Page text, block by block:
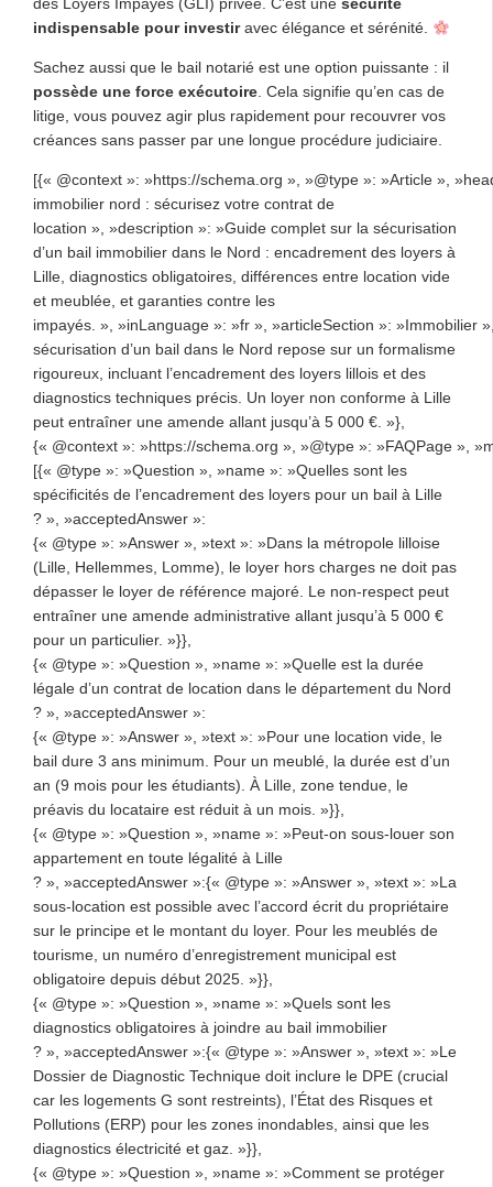
des Loyers Impayés (GLI) privée. C’est une sécurité
indispensable pour investiravec élégance et sérénité.
Sachez aussi que le bail notarié est une option puissante : il
possède une force exécutoire. Cela signifie qu’en cas de
litige, vous pouvez agir plus rapidement pour recouvrer vos
créances sans passer par une longue procédure judiciaire.
[{« @context »: »https://schema.org », »@type »: »Article »,
immobilier nord : sécurisez votre contrat de
location », »description »: »Guide complet sur la sécurisation
d’un bail immobilier dans le Nord : encadrement des loyers à
Lille, diagnostics obligatoires, différences entre location vide
et meublée, et garanties contre les
impayés. », »inLanguage »: »fr », »articleSection »: »Immobilier
sécurisation d’un bail dans le Nord repose sur un formalisme
rigoureux, incluant l’encadrement des loyers lillois et des
diagnostics techniques précis. Un loyer non conforme à Lille
peut entraîner une amende allant jusqu’à 5 000 €. »},
{« @context »: »https://schema.org », »@type »: »FAQPage »,
[{« @type »: »Question », »name »: »Quelles sont les
spécificités de l’encadrement des loyers pour un bail à Lille
? », »acceptedAnswer »:
{« @type »: »Answer », »text »: »Dans la métropole lilloise
(Lille, Hellemmes, Lomme), le loyer hors charges ne doit pas
dépasser le loyer de référence majoré. Le non-respect peut
entraîner une amende administrative allant jusqu’à 5 000 €
pour un particulier. »}},
{« @type »: »Question », »name »: »Quelle est la durée
légale d’un contrat de location dans le département du Nord
? », »acceptedAnswer »:
{« @type »: »Answer », »text »: »Pour une location vide, le
bail dure 3 ans minimum. Pour un meublé, la durée est d’un
an (9 mois pour les étudiants). À Lille, zone tendue, le
préavis du locataire est réduit à un mois. »}},
{« @type »: »Question », »name »: »Peut-on sous-louer son
appartement en toute légalité à Lille
? », »acceptedAnswer »:{« @type »: »Answer », »text »: »La
sous-location est possible avec l’accord écrit du propriétaire
sur le principe et le montant du loyer. Pour les meublés de
tourisme, un numéro d’enregistrement municipal est
obligatoire depuis début 2025. »}},
{« @type »: »Question », »name »: »Quels sont les
diagnostics obligatoires à joindre au bail immobilier
? », »acceptedAnswer »:{« @type »: »Answer », »text »: »Le
Dossier de Diagnostic Technique doit inclure le DPE (crucial
car les logements G sont restreints), l’État des Risques et
Pollutions (ERP) pour les zones inondables, ainsi que les
diagnostics électricité et gaz. »}},
{« @type »: »Question », »name »: »Comment se protéger